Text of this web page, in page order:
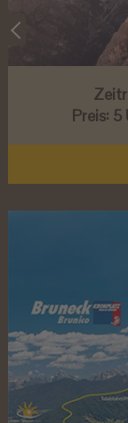
Preis: 5